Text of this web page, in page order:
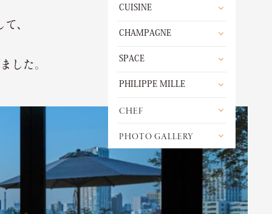
CUISINE
CHAMPAGNE
SPACE
PHILIPPE MILLE
CHEF
PHOTO GALLERY
、
した。